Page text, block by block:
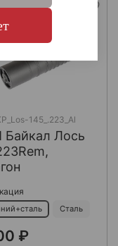
145_.223_Al
Лось
Сталь
₽